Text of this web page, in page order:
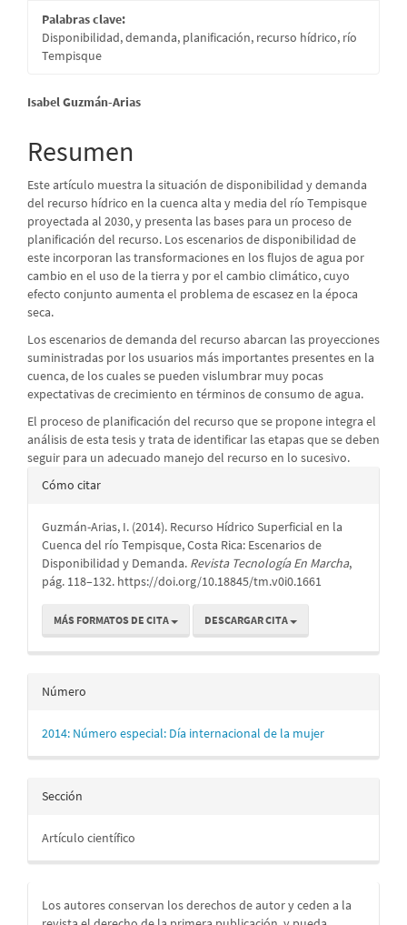
Palabras clave:
Disponibilidad, demanda, planificación, recurso hídrico, río
Tempisque
Contenido
principal
del
artículo
Isabel Guzmán-Arias
Resumen
Este artículo muestra la situación de disponibilidad y demanda
del recurso hídrico en la cuenca alta y media del río Tempisque
proyectada al 2030, y presenta las bases para un proceso de
planificación del recurso. Los escenarios de disponibilidad de
este incorporan las transformaciones en los flujos de agua por
cambio en el uso de la tierra y por el cambio climático, cuyo
efecto conjunto aumenta el problema de escasez en la época
seca.
Los escenarios de demanda del recurso abarcan las proyecciones
suministradas por los usuarios más importantes presentes en la
cuenca, de los cuales se pueden vislumbrar muy pocas
expectativas de crecimiento en términos de consumo de agua.
El proceso de planificación del recurso que se propone integra el
análisis de esta tesis y trata de identificar las etapas que se deben
seguir para un adecuado manejo del recurso en lo sucesivo.
Detalles
artículo
Cómo citar
Guzmán-Arias, I. (2014). Recurso Hídrico Superficial en la
Cuenca del río Tempisque, Costa Rica: Escenarios de
Disponibilidad y Demanda. Revista Tecnología En Marcha,
pág. 118–132. https://doi.org/10.18845/tm.v0i0.1661
MÁS FORMATOS DE CITA DESCARGAR CITA
Número
2014: Número especial: Día internacional de la mujer
Sección
Artículo científico
Los autores conservan los derechos de autor y ceden a la